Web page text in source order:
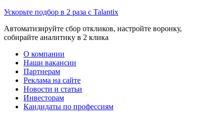
Ускорьте подбор в 2 раза с Talantix
Автоматизируйте сбор откликов, настройте воронку,
собирайте аналитику в 2 клика
О компании
Наши вакансии
Партнерам
Реклама на сайте
Новости и статьи
Инвесторам
Кандидаты по профессиям